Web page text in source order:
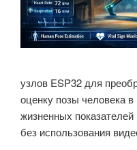
узлов ESP32 для
оценку позы человека
жизненных
без использования